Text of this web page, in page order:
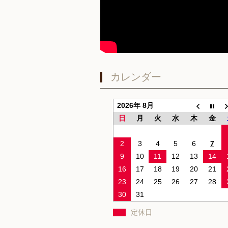
カレンダー
2026年 8月
日
月 火 水 木 金
2
3 4 5 6 7
9
10 11 12 13 14
16
17 18 19 20 21
23
24 25 26 27 28
30
31
定休日